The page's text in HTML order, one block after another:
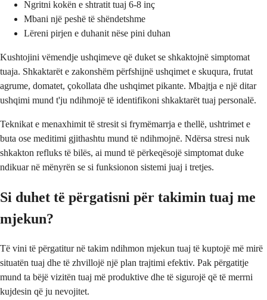
Ngritni kokën e shtratit tuaj 6-8 inç
Mbani një peshë të shëndetshme
Lëreni pirjen e duhanit nëse pini duhan
Kushtojini vëmendje ushqimeve që duket se shkaktojnë simptomat
tuaja. Shkaktarët e zakonshëm përfshijnë ushqimet e skuqura, frutat
agrume, domatet, çokollata dhe ushqimet pikante. Mbajtja e një ditar
ushqimi mund t'ju ndihmojë të identifikoni shkaktarët tuaj personalë.
Teknikat e menaxhimit të stresit si frymëmarrja e thellë, ushtrimet e
buta ose meditimi gjithashtu mund të ndihmojnë. Ndërsa stresi nuk
shkakton refluks të bilës, ai mund të përkeqësojë simptomat duke
ndikuar në mënyrën se si funksionon sistemi juaj i tretjes.
Si duhet të përgatisni për takimin tuaj me
mjekun?
Të vini të përgatitur në takim ndihmon mjekun tuaj të kuptojë më mirë
situatën tuaj dhe të zhvillojë një plan trajtimi efektiv. Pak përgatitje
mund ta bëjë vizitën tuaj më produktive dhe të sigurojë që të merrni
kujdesin që ju nevojitet.